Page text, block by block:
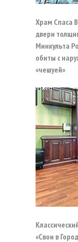
Храм Спаса
двери
Минкульта
обиты с
«чешуей»
«Свои в